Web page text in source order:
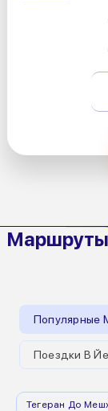
Маршруты
Популярные
Поездки В
Тегеран До